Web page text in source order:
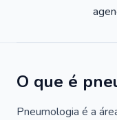
O que é
Pneumologia é a